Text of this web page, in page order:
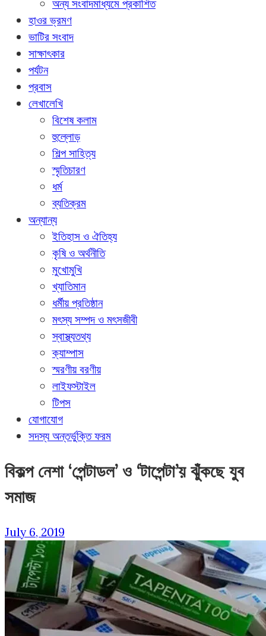
অন্য সংবাদমাধ্যমে প্রকাশিত
হাওর ভ্রমণ
ভাটির সংবাদ
সাক্ষাৎকার
পর্যটন
প্রবাস
লেখালেখি
বিশেষ কলাম
হুল্লোড়
শিল্প সাহিত্য
স্মৃতিচারণ
ধর্ম
ব্যতিক্রম
অন্যান্য
ইতিহাস ও ঐতিহ্য
কৃষি ও অর্থনীতি
মুখোমুখি
খ্যাতিমান
ধর্মীয় প্রতিষ্ঠান
মৎস্য সম্পদ ও মৎসজীবী
স্বাস্থ্যতথ্য
ক্যাম্পাস
স্মরণীয় বরণীয়
লাইফস্টাইল
টিপস
যোগাযোগ
সদস্য অন্তর্ভুক্তি ফরম
বিকল্প নেশা ‘পেন্টাডল’ ও ‘টাপেন্টা’য় ঝুঁকছে যুব
সমাজ
July 6, 2019